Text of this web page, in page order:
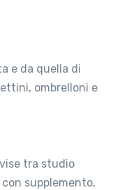
e da quella di
ombrelloni e
tra studio
supplemento,